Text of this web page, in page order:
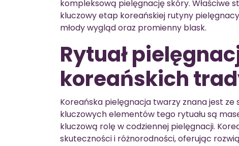
kompleksową pielęgnację skóry. Właściwe
kluczowy etap koreańskiej rutyny
młody wygląd oraz promienny blask.
Rytuał
koreańskich
Koreańska pielęgnacja twarzy znana jest
kluczowych elementów tego rytuału są
kluczową rolę w codziennej pielęgnacji.
skuteczności i różnorodności, oferując